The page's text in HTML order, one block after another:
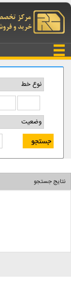
نتایج جستجو